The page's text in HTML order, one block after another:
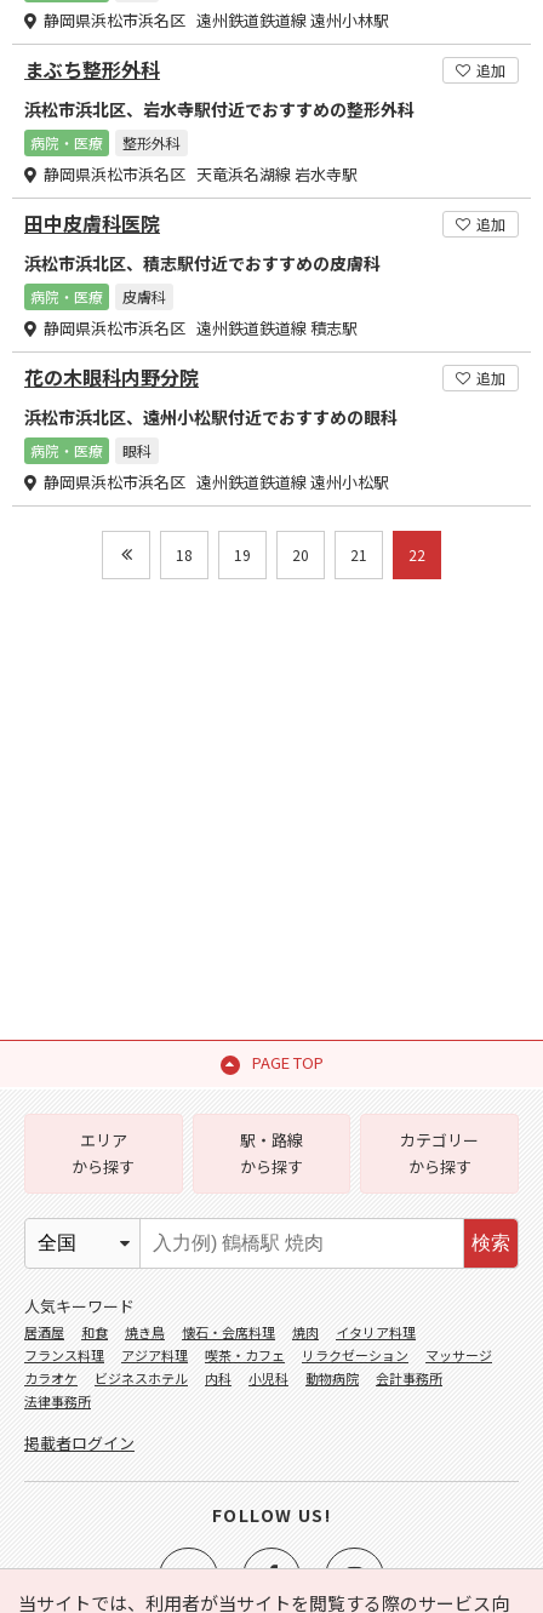
静岡県浜松市浜名区 遠州鉄道鉄道線 遠州小林駅
まぶち整形外科 追加
浜松市浜北区、岩水寺駅付近でおすすめの整形外科
病院・医療 整形外科
静岡県浜松市浜名区 天竜浜名湖線 岩水寺駅
田中皮膚科医院 追加
浜松市浜北区、積志駅付近でおすすめの皮膚科
病院・医療 皮膚科
静岡県浜松市浜名区 遠州鉄道鉄道線 積志駅
花の木眼科内野分院 追加
浜松市浜北区、遠州小松駅付近でおすすめの眼科
病院・医療 眼科
静岡県浜松市浜名区 遠州鉄道鉄道線 遠州小松駅
18 19 20 21 22
PAGE TOP
当サイトでは、利用者が当サイトを閲覧する際のサービス向
エリア
から探す
駅・路線
から探す
カテゴリー
から探す
検索
人気キーワード
居酒屋 和食 焼き鳥 懐石・会席料理 焼肉
イタリア料理
フランス料理
アジア料理 喫茶・カフェ リラクゼーション
マッサージ
カラオケ
ビジネスホテル 内科 小児科 動物病院
会計事務所
法律事務所
掲載者ログイン
FOLLOW US!